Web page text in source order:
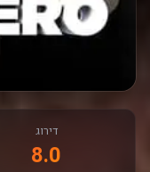
דירוג
8.0